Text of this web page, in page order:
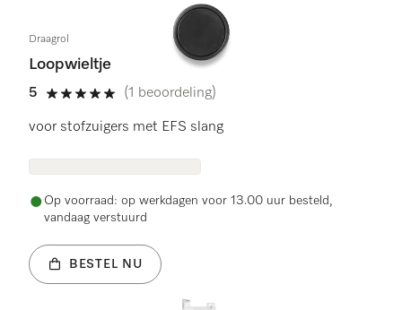
Draagrol
Loopwieltje
5
5 sterren op 5
(1 beoordeling)
voor stofzuigers met EFS slang
Op voorraad: op werkdagen voor 13.00 uur besteld,
vandaag verstuurd
BESTEL NU